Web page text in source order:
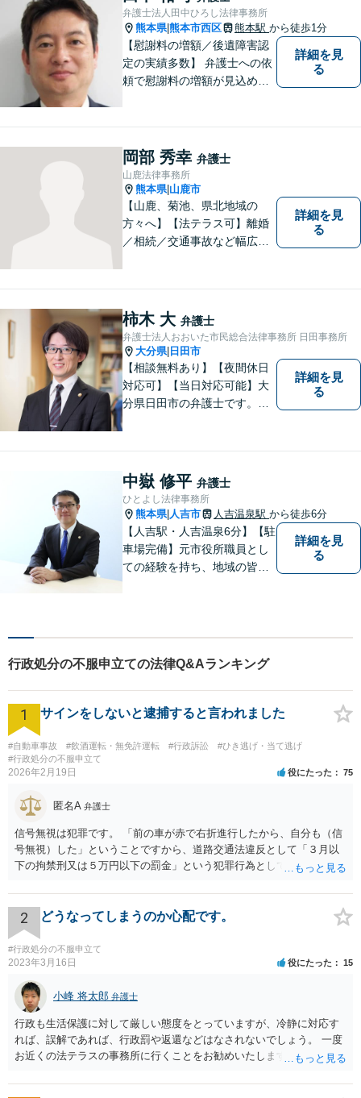
幅広くご相談いただいており
ます。お気軽にご相談くださ
い。
弁護士法人田中ひろし法律事務所
熊本県|熊本市西区 熊本駅 から徒歩1分
【慰謝料の増額／後遺障害認
定の実績多数】 弁護士への依
頼で慰謝料の増額が見込めま
ノウハウ多数】相続手続きか
ら遺言書までトータルサポー
ト【JR熊本駅から徒歩1分】
詳細を見
る
岡部 秀幸 弁護士
山鹿法律事務所
熊本県| 山鹿市
【山鹿、菊池、県北地域の
方々へ】【法テラス可】離婚
／相続／交通事故など幅広く
そう地域に法的サービスを提
供してまいります。お気軽に
ご相談を！
詳細を見
る
柿木 大 弁護士
弁護士法人おおいた市民総合法律事務所 日田事務所
大分県| 日田市
【相談無料あり】【夜間休日
対応可】【当日対応可能】大
分県日田市の弁護士です。離
ください。
詳細を見
る
中嶽 修平 弁護士
ひとよし法律事務所
熊本県| 人吉市 人吉温泉駅 から徒歩6分
【人吉駅・人吉温泉6分】【駐
車場完備】元市役所職員とし
ての経験を持ち、地域の皆さ
懇切丁寧に対応し、解決を目
指します【LINE対応】
詳細を見
る
行政処分の不服申立ての法律Q&Aランキング
1 サインをしないと逮捕すると言われました
#自動車事故 #飲酒運転・無免許運転 #行政訴訟
#ひき逃げ・当て逃げ
#行政処分の不服申立て
2026年2月19日 役にたった 75
匿名A 弁護士
信号無視は犯罪です。 「前の車が赤で右折進行したから、自分も（信
号無視）した」ということですから、道路交通法違反として「３月以
下の拘禁刑又は５万円以下の罰金」という犯罪行為として処罰される
ようとしまいと現行犯逮捕できるわけです。 そこを、「サインをしな
いと逮捕する」というのは、「現行犯逮捕して刑事処分（罰金でも前
科になる）にできるが、認めてサインすれば反則処理（何千円程度の
反則金があっても前科にならない）ですませてあげる」という意味で
す。 あなたはこの警察官を非難するのではなく、感謝すべきというこ
とです。 警察官の「こんな事を言うのだったら免許証返した方がい
い」との発言ですが、実際「前の車が赤で右折進行したから、自分も
（信号無視）した」というあなたと同じ考えの人が運転をしている公
道は、きちんと交通ルールを守っている人や歩行者らにとってとても
危険なものであり怖いので、そのような人には是非とも運転免許を返
納してほしいと思うのが社会の大勢です。 実際「交通違反を繰り返せ
2 どうなってしまうのか心配です。
#行政処分の不服申立て
2023年3月16日 役にたった 15
小峰 将太郎 弁護士
行政も生活保護に対して厳しい態度をとっていますが、冷静に対応す
れば、誤解であれば、行政罰や返還などはなされないでしょう。 一度
お近くの法テラスの事務所に行くことをお勧めいたします。